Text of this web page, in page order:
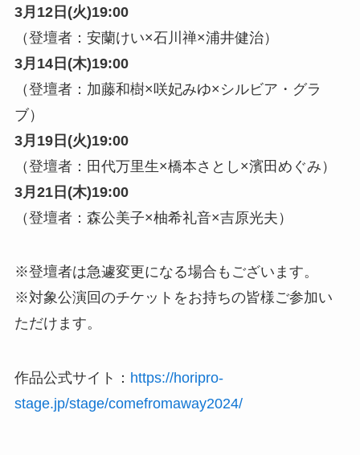
3月12日(火)19:00
（登壇者：安蘭けい×石川禅×浦井健治）
3月14日(木)19:00
（登壇者：加藤和樹×咲妃みゆ×シルビア・グラ
ブ）
3月19日(火)19:00
（登壇者：田代万里生×橋本さとし×濱田めぐみ）
3月21日(木)19:00
（登壇者：森公美子×柚希礼音×吉原光夫）
※登壇者は急遽変更になる場合もございます。
※対象公演回のチケットをお持ちの皆様ご参加い
ただけます。
作品公式サイト： https://horipro-
stage.jp/stage/comefromaway2024/